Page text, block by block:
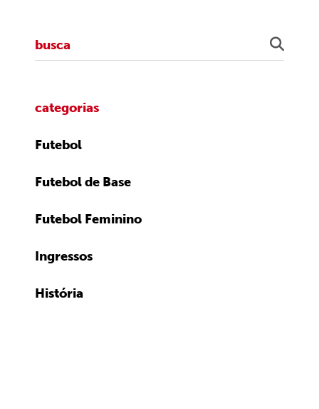
categorias
Futebol
Futebol de Base
Futebol Feminino
Ingressos
História